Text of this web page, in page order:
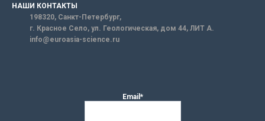
НАШИ КОНТАКТЫ
198320, Санкт-Петербург,
г. Красное Село, ул. Геологическая, дом 44, ЛИТ А.
info@euroasia-science.ru
Email*